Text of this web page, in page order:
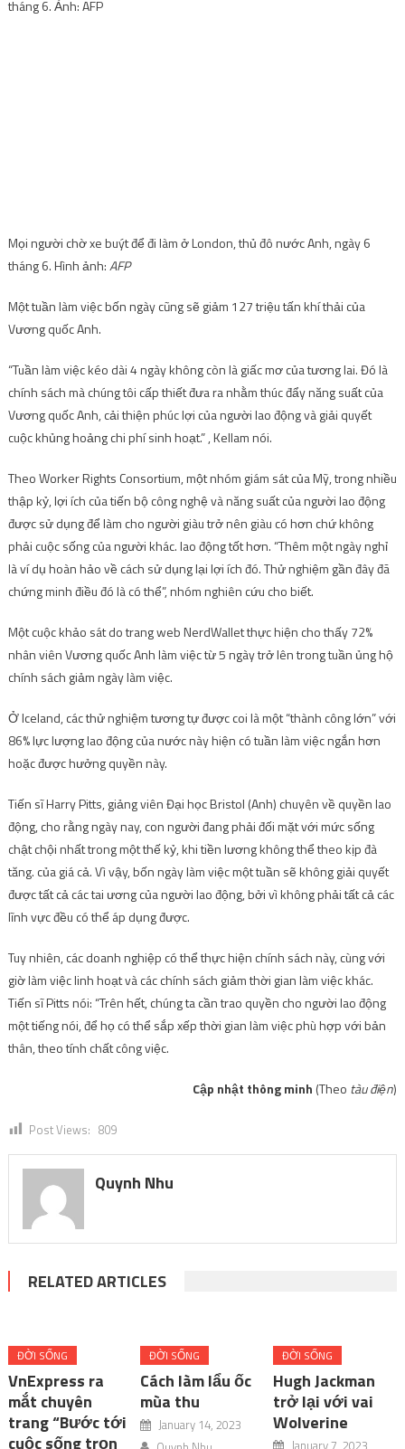
Mọi người chờ xe buýt để đi làm ở London, thủ đô nước Anh, ngày 6
tháng 6. Hình ảnh:AFP
Một tuần làm việc bốn ngày cũng sẽ giảm 127 triệu tấn khí thải của
Vương quốc Anh.
“Tuần làm việc kéo dài 4 ngày không còn là giấc mơ của tương lai. Đó là
chính sách mà chúng tôi cấp thiết đưa ra nhằm thúc đẩy năng suất của
Vương quốc Anh, cải thiện phúc lợi của người lao động và giải quyết
cuộc khủng hoảng chi phí sinh hoạt.” , Kellam nói.
Theo Worker Rights Consortium, một nhóm giám sát của Mỹ, trong nhiều
thập kỷ, lợi ích của tiến bộ công nghệ và năng suất của người lao động
được sử dụng để làm cho người giàu trở nên giàu có hơn chứ không
phải cuộc sống của người khác. lao động tốt hơn. “Thêm một ngày nghỉ
là ví dụ hoàn hảo về cách sử dụng lại lợi ích đó. Thử nghiệm gần đây đã
chứng minh điều đó là có thể”, nhóm nghiên cứu cho biết.
Một cuộc khảo sát do trang web NerdWallet thực hiện cho thấy 72%
nhân viên Vương quốc Anh làm việc từ 5 ngày trở lên trong tuần ủng hộ
chính sách giảm ngày làm việc.
Ở Iceland, các thử nghiệm tương tự được coi là một “thành công lớn” với
86% lực lượng lao động của nước này hiện có tuần làm việc ngắn hơn
hoặc được hưởng quyền này.
Tiến sĩ Harry Pitts, giảng viên Đại học Bristol (Anh) chuyên về quyền lao
động, cho rằng ngày nay, con người đang phải đối mặt với mức sống
chật chội nhất trong một thế kỷ, khi tiền lương không thể theo kịp đà
tăng. của giá cả. Vì vậy, bốn ngày làm việc một tuần sẽ không giải quyết
được tất cả các tai ương của người lao động, bởi vì không phải tất cả các
lĩnh vực đều có thể áp dụng được.
Tuy nhiên, các doanh nghiệp có thể thực hiện chính sách này, cùng với
giờ làm việc linh hoạt và các chính sách giảm thời gian làm việc khác.
Tiến sĩ Pitts nói: “Trên hết, chúng ta cần trao quyền cho người lao động
một tiếng nói, để họ có thể sắp xếp thời gian làm việc phù hợp với bản
thân, theo tính chất công việc.
Cập nhật thông minh (Theo tàu điện)
Post Views: 809
Quynh Nhu
RELATED ARTICLES
ĐỜI SỐNG
VnExpress ra
mắt chuyên
trang “Bước tới
cuộc sống trọn
ĐỜI SỐNG
Cách làm lẩu ốc
mùa thu
January 14, 2023
ĐỜI SỐNG
Hugh Jackman
trở lại với vai
Wolverine